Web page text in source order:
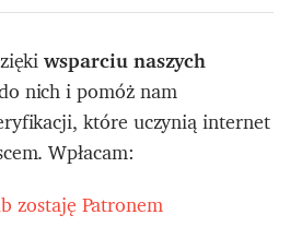
wsparciu naszych
nich i pomóż nam
które uczynią internet
Wpłacam:
zostaję Patronem